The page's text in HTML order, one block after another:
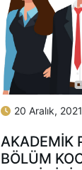
20 Aralık, 2021
AKADEMIK
BÖLÜM